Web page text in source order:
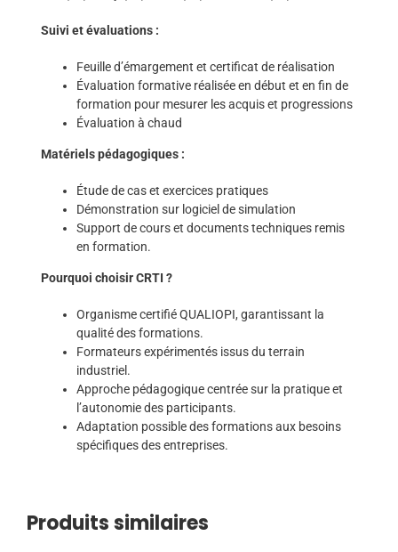
Suivi et évaluations :
Feuille d’émargement et certificat de réalisation
Évaluation formative réalisée en début et en fin de
formation pour mesurer les acquis et progressions
Évaluation à chaud
Matériels pédagogiques :
Étude de cas et exercices pratiques
Démonstration sur logiciel de simulation
Support de cours et documents techniques remis
en formation.
Pourquoi choisir CRTI ?
Organisme certifié QUALIOPI, garantissant la
qualité des formations.​
Formateurs expérimentés issus du terrain
industriel.​
Approche pédagogique centrée sur la pratique et
l’autonomie des participants.​
Adaptation possible des formations aux besoins
spécifiques des entreprises.​
Produits similaires